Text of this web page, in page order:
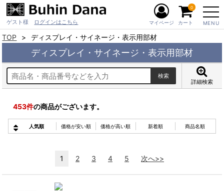
ゲスト様 ログインはこちら MENU
マイページ カート
0
TOP ディスプレイ・サイネージ・表示用部材
ディスプレイ・サイネージ・表示用部材
詳細検索
453件の商品がございます。
人気順 価格が安い順 価格が高い順 新着順 商品名順
1 2 3 4 5 次へ>>